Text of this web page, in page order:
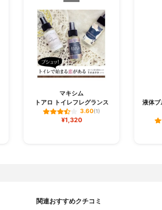
マキシム
トアロ トイレフレグランス
3.60(1)
¥1,320
液体ブ
関連おすすめクチコミ